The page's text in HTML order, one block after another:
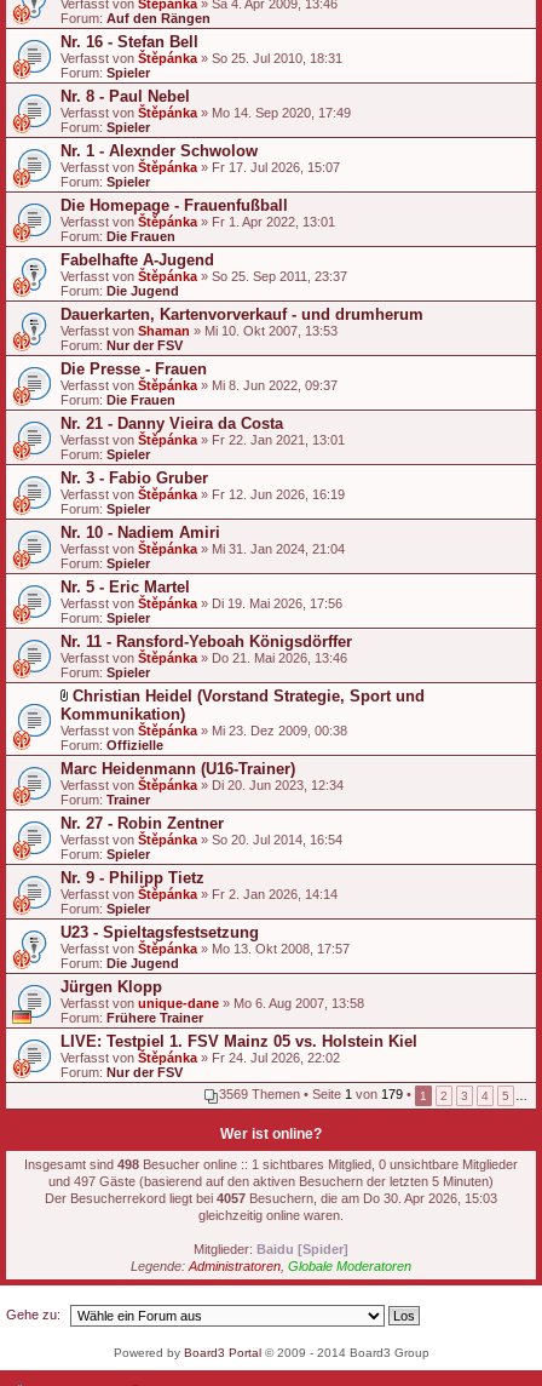
a
t
e
i
a
n
h
a
n
g
Verfasst von Štěpánka » Sa 4. Apr 2009, 13:46
Forum: Auf den Rängen
Nr. 16 - Stefan Bell
Verfasst von Štěpánka » So 25. Jul 2010, 18:31
Forum: Spieler
Nr. 8 - Paul Nebel
Verfasst von Štěpánka » Mo 14. Sep 2020, 17:49
Forum: Spieler
Nr. 1 - Alexnder Schwolow
Verfasst von Štěpánka » Fr 17. Jul 2026, 15:07
Forum: Spieler
Die Homepage - Frauenfußball
Verfasst von Štěpánka » Fr 1. Apr 2022, 13:01
Forum: Die Frauen
Fabelhafte A-Jugend
Verfasst von Štěpánka » So 25. Sep 2011, 23:37
Forum: Die Jugend
Dauerkarten, Kartenvorverkauf - und drumherum
Verfasst von Shaman » Mi 10. Okt 2007, 13:53
Forum: Nur der FSV
Die Presse - Frauen
Verfasst von Štěpánka » Mi 8. Jun 2022, 09:37
Forum: Die Frauen
Nr. 21 - Danny Vieira da Costa
Verfasst von Štěpánka » Fr 22. Jan 2021, 13:01
Forum: Spieler
Nr. 3 - Fabio Gruber
Verfasst von Štěpánka » Fr 12. Jun 2026, 16:19
Forum: Spieler
Nr. 10 - Nadiem Amiri
Verfasst von Štěpánka » Mi 31. Jan 2024, 21:04
Forum: Spieler
Nr. 5 - Eric Martel
Verfasst von Štěpánka » Di 19. Mai 2026, 17:56
Forum: Spieler
Nr. 11 - Ransford-Yeboah Königsdörffer
Verfasst von Štěpánka » Do 21. Mai 2026, 13:46
Forum: Spieler
D
a
t
e
i
a
n
h
a
n
g
Christian Heidel (Vorstand Strategie, Sport und
Kommunikation)
Verfasst von Štěpánka » Mi 23. Dez 2009, 00:38
Forum: Offizielle
Marc Heidenmann (U16-Trainer)
Verfasst von Štěpánka » Di 20. Jun 2023, 12:34
Forum: Trainer
Nr. 27 - Robin Zentner
Verfasst von Štěpánka » So 20. Jul 2014, 16:54
Forum: Spieler
Nr. 9 - Philipp Tietz
Verfasst von Štěpánka » Fr 2. Jan 2026, 14:14
Forum: Spieler
U23 - Spieltagsfestsetzung
Verfasst von Štěpánka » Mo 13. Okt 2008, 17:57
Forum: Die Jugend
Jürgen Klopp
Verfasst von unique-dane » Mo 6. Aug 2007, 13:58
Forum: Frühere Trainer
LIVE: Testpiel 1. FSV Mainz 05 vs. Holstein Kiel
Verfasst von Štěpánka » Fr 24. Jul 2026, 22:02
Forum: Nur der FSV
3569 Themen • Seite 1 von 179 • 1 2 3 4 5
Wer ist online?
Insgesamt sind 498 Besucher online :: 1 sichtbares Mitglied, 0 unsichtbare Mitglieder
und 497 Gäste (basierend auf den aktiven Besuchern der letzten 5 Minuten)
Der Besucherrekord liegt bei 4057 Besuchern, die am Do 30. Apr 2026, 15:03
gleichzeitig online waren.
Mitglieder: Baidu [Spider]
Legende: Administratoren Globale Moderatoren
Gehe zu:
Powered by Board3 Portal© 2009 - 2014 Board3 Group